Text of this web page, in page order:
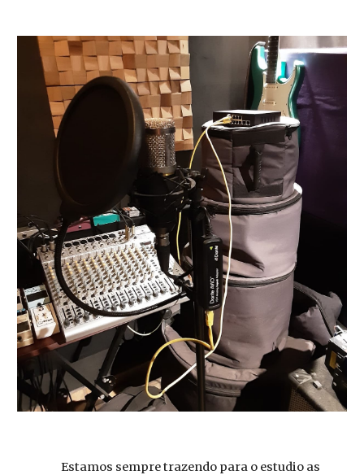
Estamos sempre trazendo para o estudio as